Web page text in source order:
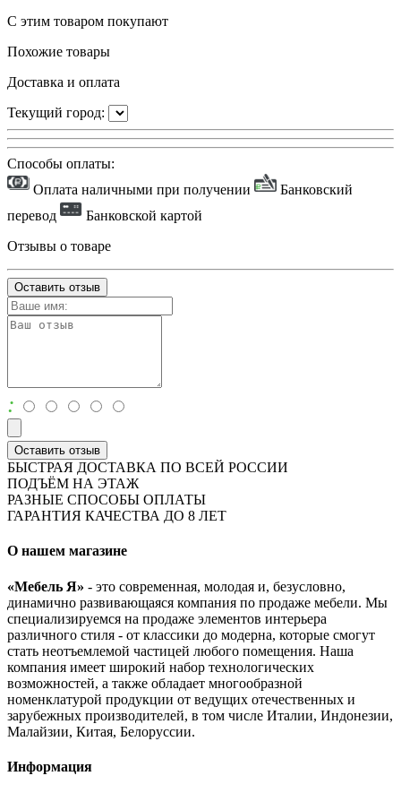
С этим товаром покупают
Похожие товары
Доставка и оплата
Текущий город:
Способы оплаты:
Оплата наличными при получении
Банковский
перевод
Банковской картой
Отзывы о товаре
Оставить отзыв
:
Оставить отзыв
БЫСТРАЯ ДОСТАВКА ПО ВСЕЙ РОССИИ
ПОДЪЁМ НА ЭТАЖ
РАЗНЫЕ СПОСОБЫ ОПЛАТЫ
ГАРАНТИЯ КАЧЕСТВА ДО 8 ЛЕТ
О нашем магазине
«Мебель Я» - это современная, молодая и, безусловно,
динамично развивающаяся компания по продаже мебели. Мы
специализируемся на продаже элементов интерьера
различного стиля - от классики до модерна, которые смогут
стать неотъемлемой частицей любого помещения. Наша
компания имеет широкий набор технологических
возможностей, а также обладает многообразной
номенклатурой продукции от ведущих отечественных и
зарубежных производителей, в том числе Италии, Индонезии,
Малайзии, Китая, Белоруссии.
Информация